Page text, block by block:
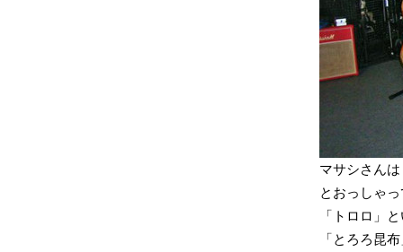
マサシさん
とおっしゃ
「トロロ」
「とろろ昆